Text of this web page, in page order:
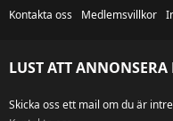
Kontakta oss
Medlemsvillkor
LUST ATT ANNONSERA
Skicka oss ett mail om du är